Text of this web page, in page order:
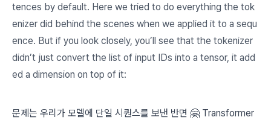
tences by default. Here we tried to do everything the tok
enizer did behind the scenes when we applied it to a sequ
ence. But if you look closely, you’ll see that the tokenizer
didn’t just convert the list of input IDs into a tensor, it add
ed a dimension on top of it:
문제는 우리가 모델에 단일 시퀀스를 보낸 반면 🤗 Transformer